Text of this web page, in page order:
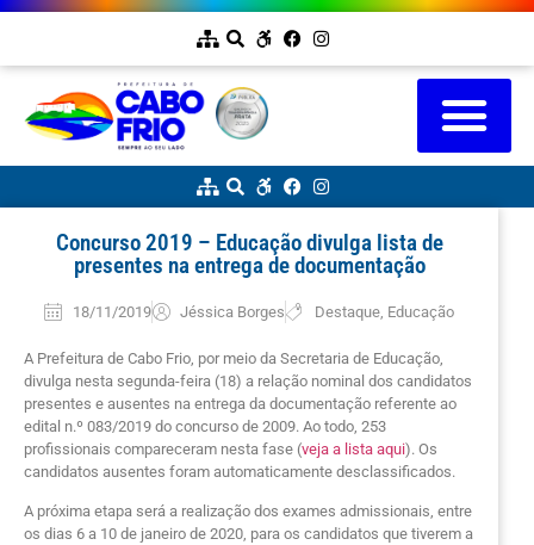
Concurso 2019 – Educação divulga lista de
presentes na entrega de documentação
18/11/2019 Jéssica Borges Destaque Educação
A Prefeitura de Cabo Frio, por meio da Secretaria de Educação,
divulga nesta segunda-feira (18) a relação nominal dos candidatos
presentes e ausentes na entrega da documentação referente ao
edital n.º 083/2019 do concurso de 2009. Ao todo, 253
profissionais compareceram nesta fase (veja a lista aqui). Os
candidatos ausentes foram automaticamente desclassificados.
A próxima etapa será a realização dos exames admissionais, entre
os dias 6 a 10 de janeiro de 2020, para os candidatos que tiverem a